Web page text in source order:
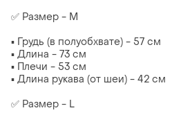
✅ Размер - M
▪️ Грудь (в полуобхвате) - 57 см
▪️ Длина - 73 см
▪️ Плечи - 53 см
▪️ Длина рукава (от шеи) - 42 см
✅ Размер - L